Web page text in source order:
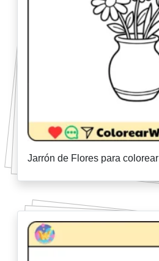
Jarrón de Flores para colorear